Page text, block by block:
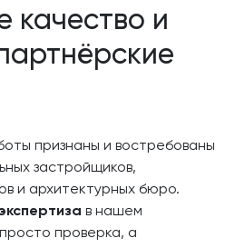
качество и
признаны и востребованы
застройщиков,
и архитектурных бюро.
в нашем
проверка, а